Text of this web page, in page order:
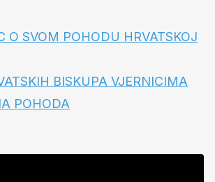
O SVOM POHODU HRVATSKOJ
BISKUPA VJERNICIMA
POHODA